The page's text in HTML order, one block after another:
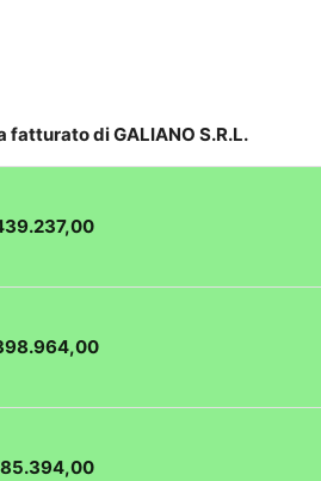
fatturato di GALIANO S.R.L.